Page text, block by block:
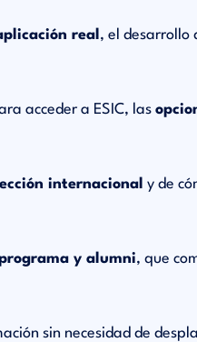
real , el desarrollo
acceder a ESIC, las
internacional y de
y alumni, que
sin necesidad de